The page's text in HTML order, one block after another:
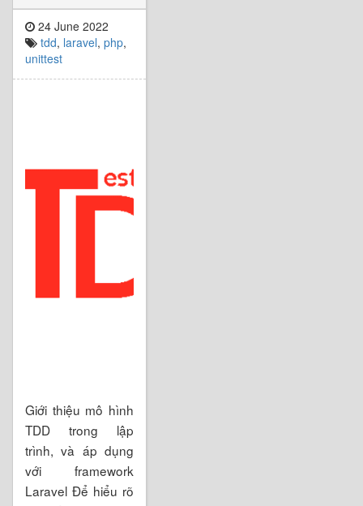
24 June 2022
tdd, laravel, php,
unittest
Giới thiệu mô hình
TDD trong lập
trình, và áp dụng
với framework
Laravel Để hiểu rõ